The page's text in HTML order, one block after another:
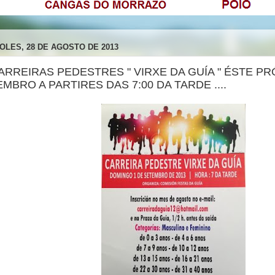
28 DE AGOSTO DE 2013
PEDESTRES " VIRXE DA GUÍA " ÉSTE
A PARTIRES DAS 7:00 DA TARDE ....